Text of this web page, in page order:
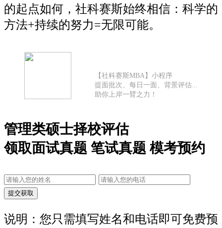
的起点如何，社科赛斯始终相信：科学的
方法+持续的努力=无限可能。
【社科赛斯MBA】小程序
提面批次、每日一面、背景评估...
助你上岸一臂之力！
管理类硕士择校评估
领取面试真题 笔试真题 模考预约
说明：您只需填写姓名和电话即可免费预